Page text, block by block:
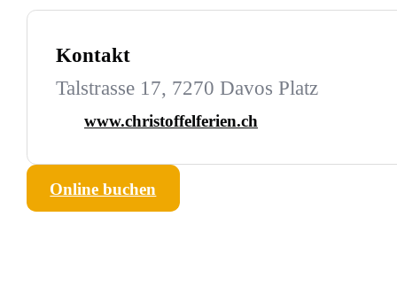
Kontakt
Talstrasse 17, 7270 Davos Platz
www.christoffelferien.ch
Online buchen